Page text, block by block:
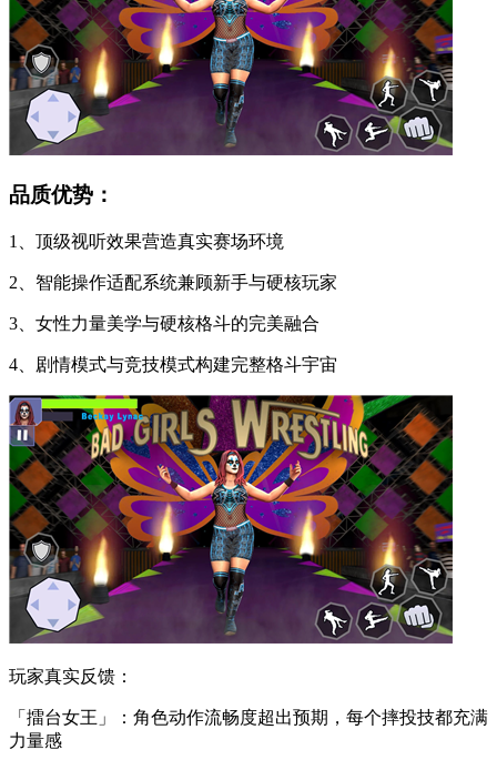
品质优势：
1、顶级视听效果营造真实赛场环境
2、智能操作适配系统兼顾新手与硬核玩家
3、女性力量美学与硬核格斗的完美融合
4、剧情模式与竞技模式构建完整格斗宇宙
玩家真实反馈：
「擂台女王」：角色动作流畅度超出预期，每个摔投技都充满
力量感